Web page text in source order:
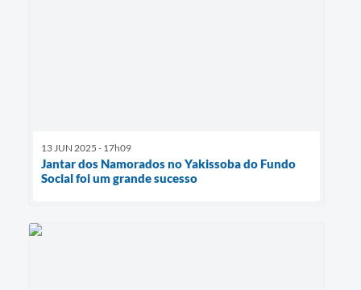
13 JUN 2025 - 17h09
Jantar dos Namorados no Yakissoba do Fundo
Social foi um grande sucesso